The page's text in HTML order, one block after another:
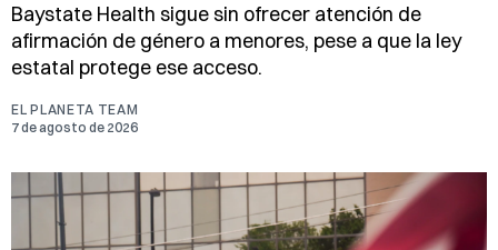
Baystate Health sigue sin ofrecer atención de
afirmación de género a menores, pese a que la ley
estatal protege ese acceso.
EL PLANETA TEAM
7 de agosto de 2026